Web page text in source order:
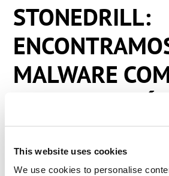
This website uses cookies
We use cookies to personalise
STONEDRILL:
MALWARE
SHAMOON SÓ
MAIS
BEM MAIS